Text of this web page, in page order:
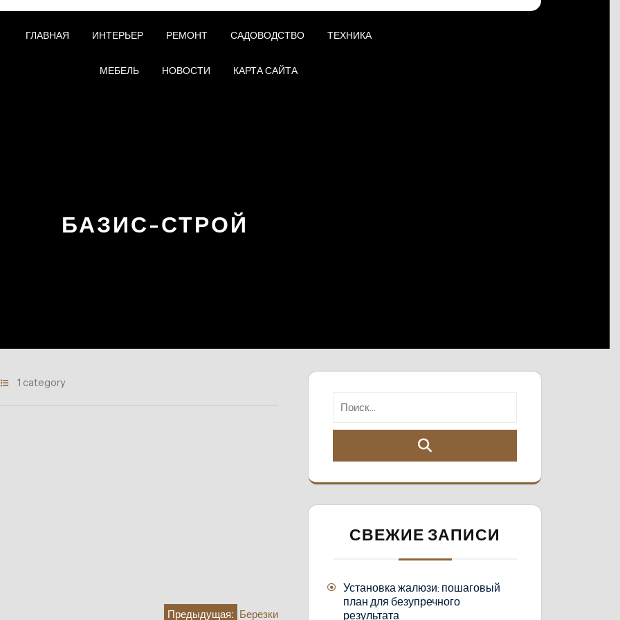
ГЛАВНАЯ ИНТЕРЬЕР РЕМОНТ САДОВОДСТВО ТЕХНИКА
МЕБЕЛЬ НОВОСТИ КАРТА САЙТА
БАЗИС-СТРОЙ
1 category
Предыдущая: Березки
СВЕЖИЕ ЗАПИСИ
Установка жалюзи: пошаговый
план для безупречного
результата